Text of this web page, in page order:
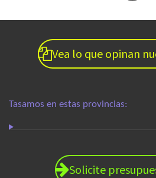
Vea lo que opinan
Tasamos en estas provincias:
Solicite